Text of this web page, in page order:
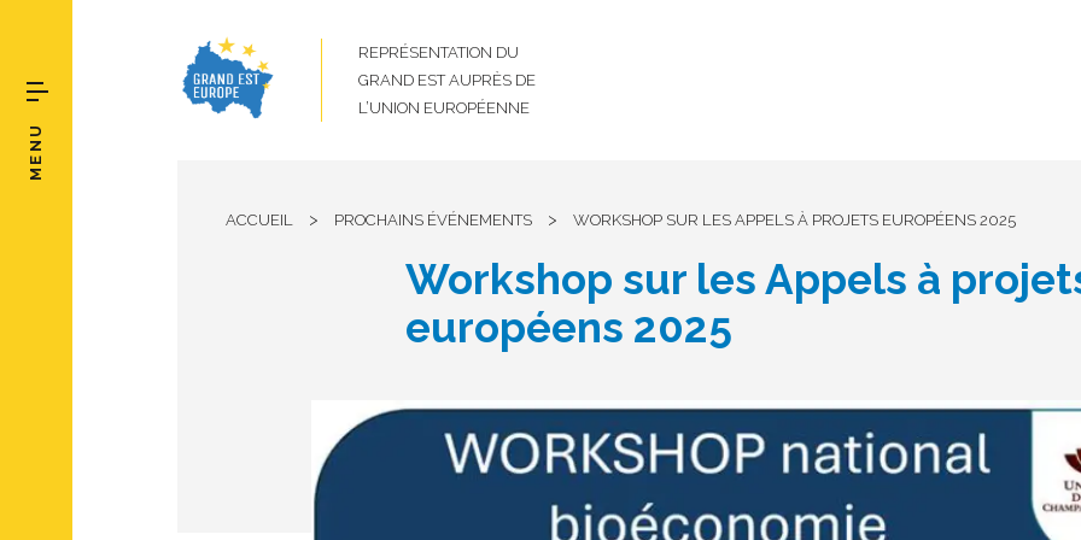
REPRÉSENTATION DU
GRAND EST AUPRÈS DE
L’UNION EUROPÉENNE
MENU
ACCUEIL > PROCHAINS ÉVÉNEMENTS > WORKSHOP SUR LES APPELS À PROJETS EUROPÉENS 2025
Workshop sur les Appels à
européens 2025